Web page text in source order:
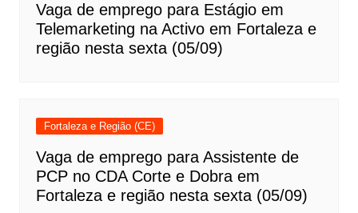
Vaga de emprego para Estágio em
Telemarketing na Activo em Fortaleza e
região nesta sexta (05/09)
Fortaleza e Região (CE)
Vaga de emprego para Assistente de
PCP no CDA Corte e Dobra em
Fortaleza e região nesta sexta (05/09)